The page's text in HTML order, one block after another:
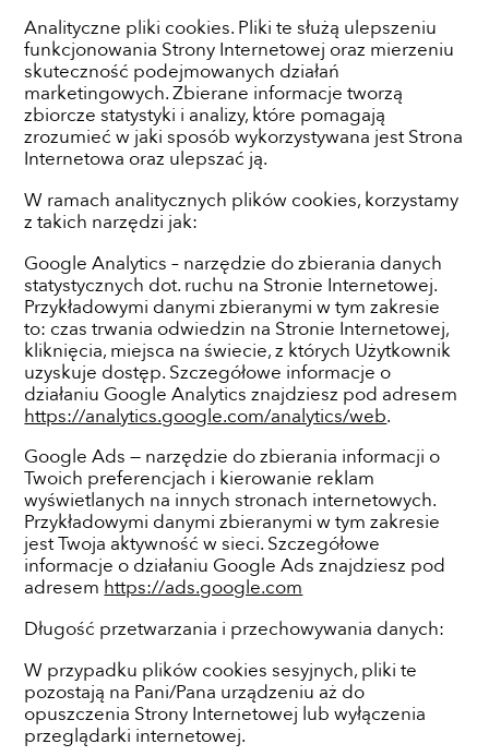
Analityczne pliki cookies. Pliki te służą ulepszeniu
funkcjonowania Strony Internetowej oraz mierzeniu
skuteczność podejmowanych działań
marketingowych. Zbierane informacje tworzą
zbiorcze statystyki i analizy, które pomagają
zrozumieć w jaki sposób wykorzystywana jest Strona
Internetowa oraz ulepszać ją.
W ramach analitycznych plików cookies, korzystamy
z takich narzędzi jak:
Google Analytics – narzędzie do zbierania danych
statystycznych dot. ruchu na Stronie Internetowej.
Przykładowymi danymi zbieranymi w tym zakresie
to: czas trwania odwiedzin na Stronie Internetowej,
kliknięcia, miejsca na świecie, z których Użytkownik
uzyskuje dostęp. Szczegółowe informacje o
działaniu Google Analytics znajdziesz pod adresem
https://analytics.google.com/analytics/web.
Google Ads — narzędzie do zbierania informacji o
Twoich preferencjach i kierowanie reklam
wyświetlanych na innych stronach internetowych.
Przykładowymi danymi zbieranymi w tym zakresie
jest Twoja aktywność w sieci. Szczegółowe
informacje o działaniu Google Ads znajdziesz pod
adresem https://ads.google.com
Długość przetwarzania i przechowywania danych:
W przypadku plików cookies sesyjnych, pliki te
pozostają na Pani/Pana urządzeniu aż do
opuszczenia Strony Internetowej lub wyłączenia
przeglądarki internetowej.